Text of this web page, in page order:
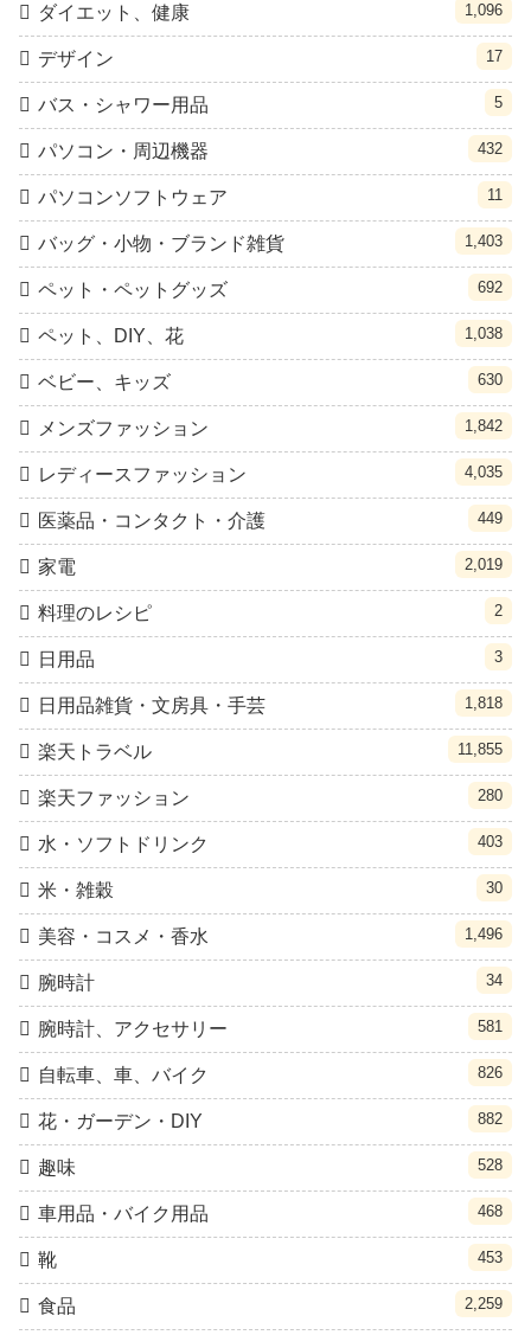
ダイエット、健康 1,096
デザイン 17
バス・シャワー用品 5
パソコン・周辺機器 432
パソコンソフトウェア 11
バッグ・小物・ブランド雑貨 1,403
ペット・ペットグッズ 692
ペット、DIY、花 1,038
ベビー、キッズ 630
メンズファッション 1,842
レディースファッション 4,035
医薬品・コンタクト・介護 449
家電 2,019
料理のレシピ 2
日用品 3
日用品雑貨・文房具・手芸 1,818
楽天トラベル 11,855
楽天ファッション 280
水・ソフトドリンク 403
米・雑穀 30
美容・コスメ・香水 1,496
腕時計 34
腕時計、アクセサリー 581
自転車、車、バイク 826
花・ガーデン・DIY 882
趣味 528
車用品・バイク用品 468
靴 453
食品 2,259